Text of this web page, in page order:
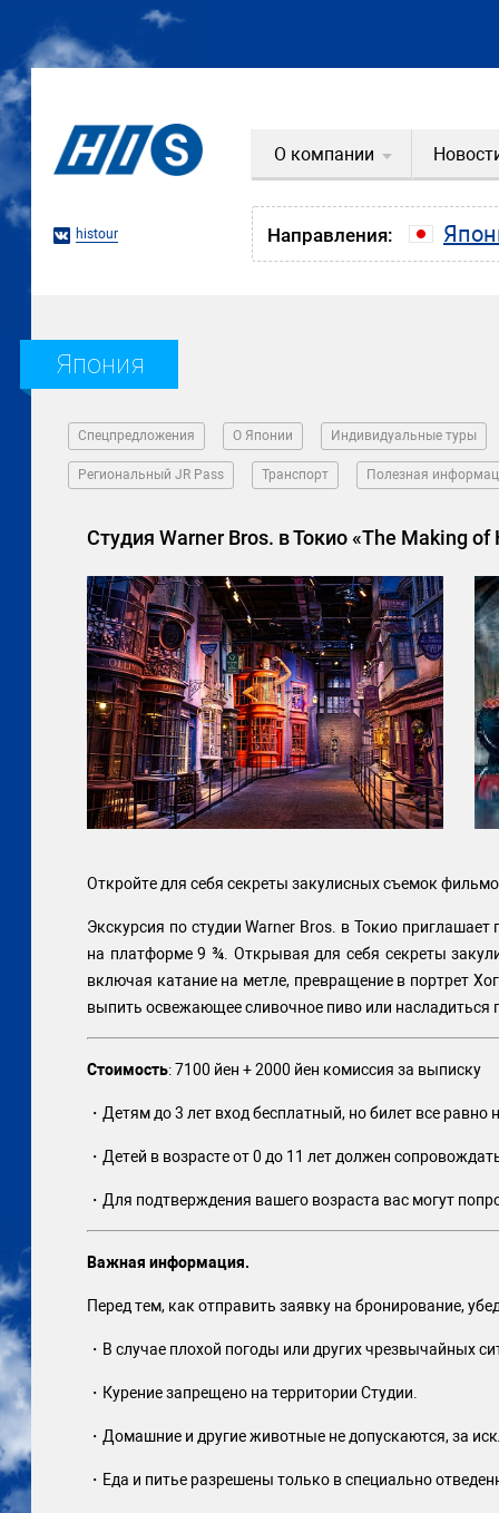
О компании
histour Направления:
Япония
Спецпредложения О Японии Индивидуальные туры
Региональный JR Pass Транспорт Полезная
Студия Warner Bros. в Токио «The Making of
Откройте для себя секреты закулисных съемок
Экскурсия по студии Warner Bros. в Токио
на платформе 9 ¾. Открывая для себя секреты
включая катание на метле, превращение в портрет
выпить освежающее сливочное пиво или насладиться
Стоимость: 7100 йен + 2000 йен комиссия за выписку
・Детям до 3 лет вход бесплатный, но билет все равно
・Детей в возрасте от 0 до 11 лет должен
・Для подтверждения вашего возраста вас могут
Важная информация.
Перед тем, как отправить заявку на бронирование,
・В случае плохой погоды или других чрезвычайных
・Курение запрещено на территории Студии.
・Домашние и другие животные не допускаются, за
・Еда и питье разрешены только в специально